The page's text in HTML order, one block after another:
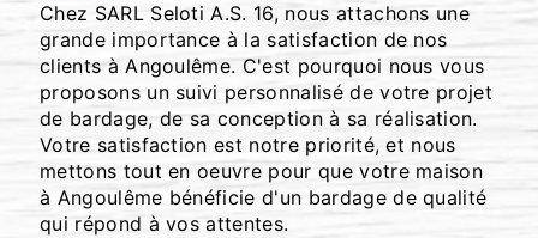
Chez SARL Seloti A.S. 16, nous attachons une
grande importance à la satisfaction de nos
clients à Angoulême. C'est pourquoi nous vous
proposons un suivi personnalisé de votre projet
de bardage, de sa conception à sa réalisation.
Votre satisfaction est notre priorité, et nous
mettons tout en oeuvre pour que votre maison
à Angoulême bénéficie d'un bardage de qualité
qui répond à vos attentes.